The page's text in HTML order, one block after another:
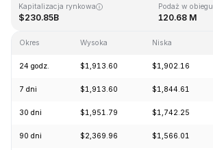
Kapitalizacja rynkowa
$230.85B
Podaż w obiegu
120.68 M
Okres Wysoka Niska
24 godz. $1,913.60 $1,902.16
7 dni $1,913.60 $1,844.61
30 dni $1,951.79 $1,742.25
90 dni $2,369.96 $1,566.01